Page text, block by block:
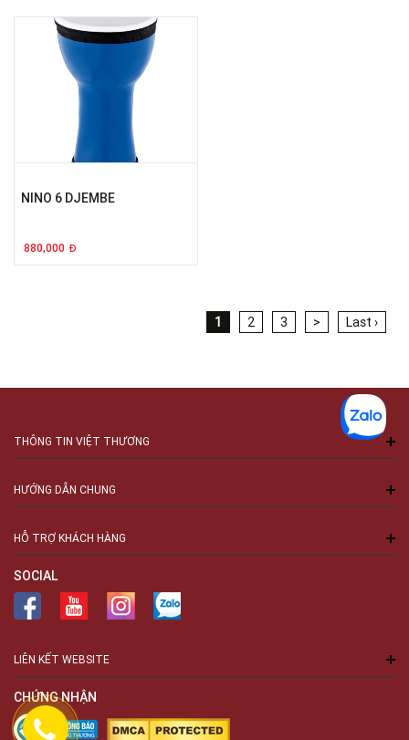
NINO 6 DJEMBE
880,000 Đ
1 2 3 > Last ›
THÔNG TIN VIỆT THƯƠNG
HƯỚNG DẪN CHUNG
HỖ TRỢ KHÁCH HÀNG
SOCIAL
LIÊN KẾT WEBSITE
CHỨNG NHẬN